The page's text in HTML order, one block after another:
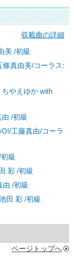
収載曲の詳細
美 /初級
條真由美/コーラス:
ちやえゆか with
由 /初級
工藤真由/コーラ
級
彩 /初級
由 /初級
田 彩 /初級
ページトップへ